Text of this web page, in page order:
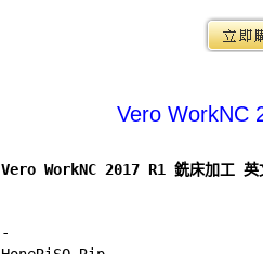
Vero WorkNC
Vero WorkNC 2017 R1 銑床加工 英
-